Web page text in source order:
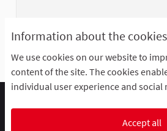
Information about the
We use cookies on our website to
content of the site. The cookies
individual user experience and social
Accept all
Default title for terms-and-conditions